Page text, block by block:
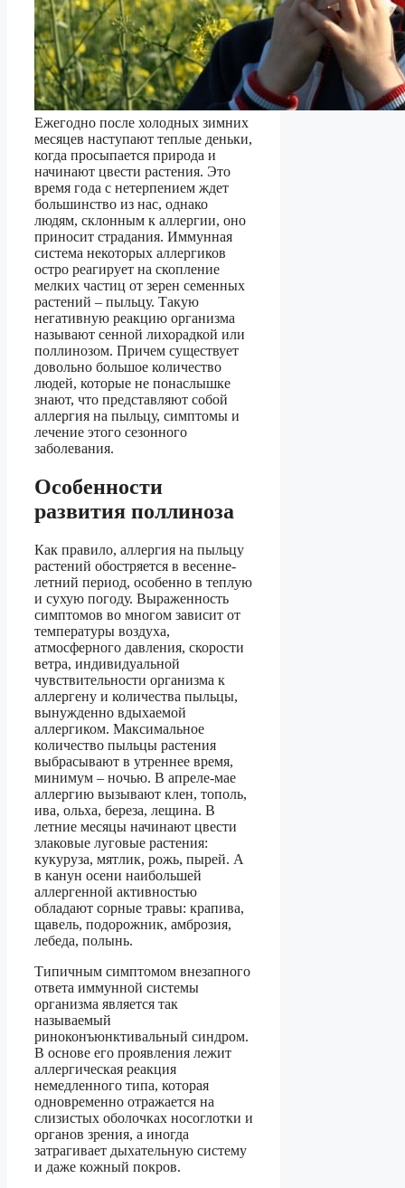
Ежегодно после холодных зимних
месяцев наступают теплые деньки,
когда просыпается природа и
начинают цвести растения. Это
время года с нетерпением ждет
большинство из нас, однако
людям, склонным к аллергии, оно
приносит страдания. Иммунная
система некоторых аллергиков
остро реагирует на скопление
мелких частиц от зерен семенных
растений – пыльцу. Такую
негативную реакцию организма
называют сенной лихорадкой или
поллинозом. Причем существует
довольно большое количество
людей, которые не понаслышке
знают, что представляют собой
аллергия на пыльцу, симптомы и
лечение этого сезонного
заболевания.
Особенности
развития поллиноза
Как правило, аллергия на пыльцу
растений обостряется в весенне-
летний период, особенно в теплую
и сухую погоду. Выраженность
симптомов во многом зависит от
температуры воздуха,
атмосферного давления, скорости
ветра, индивидуальной
чувствительности организма к
аллергену и количества пыльцы,
вынужденно вдыхаемой
аллергиком. Максимальное
количество пыльцы растения
выбрасывают в утреннее время,
минимум – ночью. В апреле-мае
аллергию вызывают клен, тополь,
ива, ольха, береза, лещина. В
летние месяцы начинают цвести
злаковые луговые растения:
кукуруза, мятлик, рожь, пырей. А
в канун осени наибольшей
аллергенной активностью
обладают сорные травы: крапива,
щавель, подорожник, амброзия,
лебеда, полынь.
Типичным симптомом внезапного
ответа иммунной системы
организма является так
называемый
риноконъюнктивальный синдром.
В основе его проявления лежит
аллергическая реакция
немедленного типа, которая
одновременно отражается на
слизистых оболочках носоглотки и
органов зрения, а иногда
затрагивает дыхательную систему
и даже кожный покров.